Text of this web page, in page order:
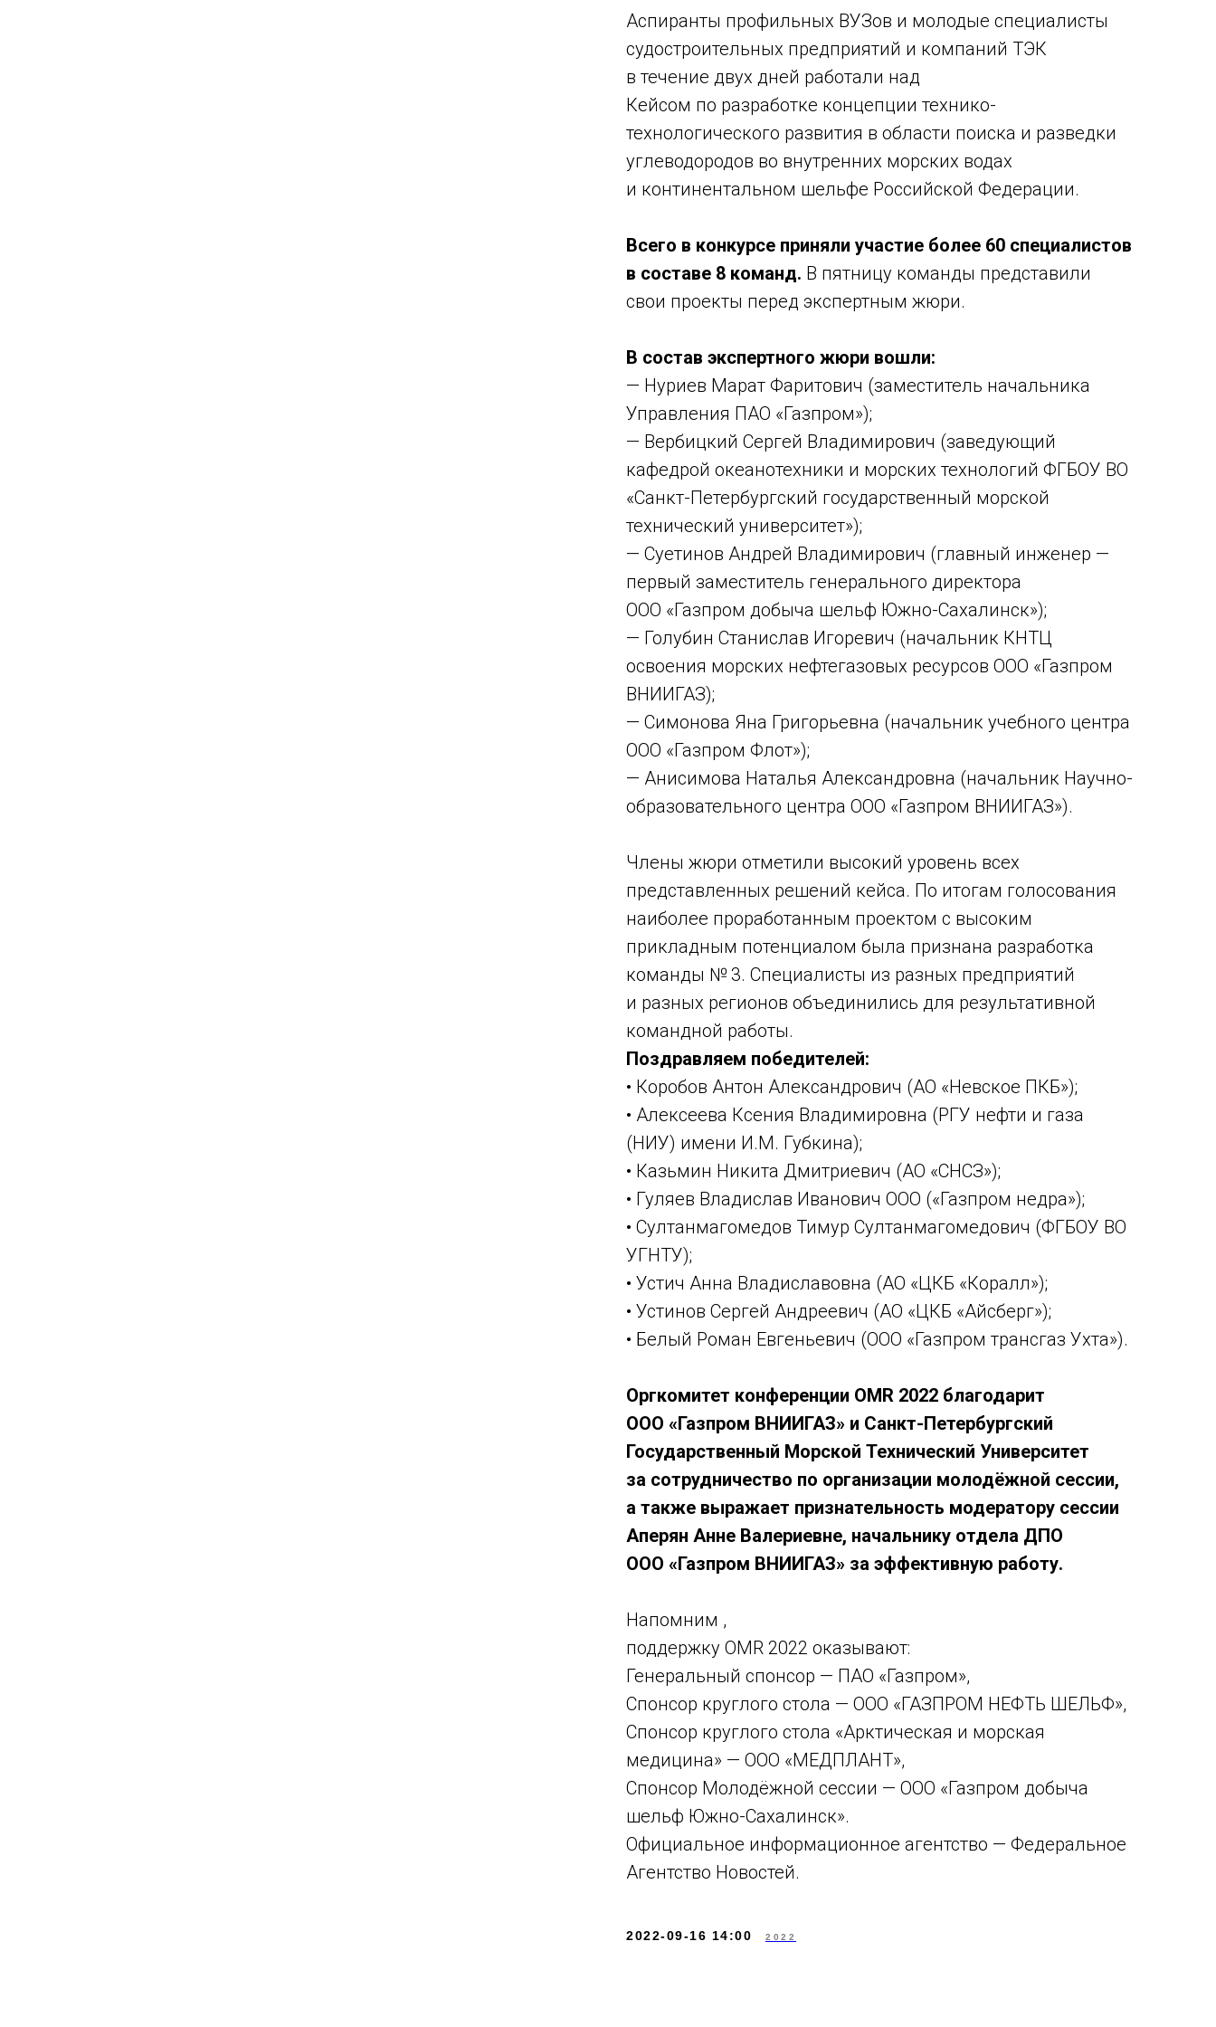
Аспиранты профильных ВУЗов и молодые специалисты
судостроительных предприятий и компаний ТЭК
в течение двух дней работали над
Кейсом по разработке концепции технико-
технологического развития в области поиска и разведки
углеводородов во внутренних морских водах
и континентальном шельфе Российской Федерации.
Всего в конкурсе приняли участие более 60 специалистов
в составе 8 команд. В пятницу команды представили
свои проекты перед экспертным жюри.
В состав экспертного жюри вошли:
— Нуриев Марат Фаритович (заместитель начальника
Управления ПАО «Газпром»);
— Вербицкий Сергей Владимирович (заведующий
кафедрой океанотехники и морских технологий ФГБОУ ВО
«Санкт-Петербургский государственный морской
технический университет»);
— Суетинов Андрей Владимирович (главный инженер —
первый заместитель генерального директора
ООО «Газпром добыча шельф Южно-Сахалинск»);
— Голубин Станислав Игоревич (начальник КНТЦ
освоения морских нефтегазовых ресурсов ООО «Газпром
ВНИИГАЗ);
— Симонова Яна Григорьевна (начальник учебного центра
ООО «Газпром Флот»);
— Анисимова Наталья Александровна (начальник Научно-
образовательного центра ООО «Газпром ВНИИГАЗ»).
Члены жюри отметили высокий уровень всех
представленных решений кейса. По итогам голосования
наиболее проработанным проектом с высоким
прикладным потенциалом была признана разработка
команды № 3. Специалисты из разных предприятий
и разных регионов объединились для результативной
командной работы.
Поздравляем победителей:
• Коробов Антон Александрович (АО «Невское ПКБ»);
• Алексеева Ксения Владимировна (РГУ нефти и газа
(НИУ) имени И.М. Губкина);
• Казьмин Никита Дмитриевич (АО «СНСЗ»);
• Гуляев Владислав Иванович ООО («Газпром недра»);
• Султанмагомедов Тимур Султанмагомедович (ФГБОУ ВО
УГНТУ);
• Устич Анна Владиславовна (АО «ЦКБ «Коралл»);
• Устинов Сергей Андреевич (АО «ЦКБ «Айсберг»);
• Белый Роман Евгеньевич (ООО «Газпром трансгаз Ухта»).
Оргкомитет конференции OMR 2022 благодарит
ООО «Газпром ВНИИГАЗ» и Санкт-Петербургский
Государственный Морской Технический Университет
за сотрудничество по организации молодёжной сессии,
а также выражает признательность модератору сессии
Аперян Анне Валериевне, начальнику отдела ДПО
ООО «Газпром ВНИИГАЗ» за эффективную работу.
Напомним ,
поддержку OMR 2022 оказывают:
Генеральный спонсор — ПАО «Газпром»,
Спонсор круглого стола — ООО «ГАЗПРОМ НЕФТЬ ШЕЛЬФ»,
Спонсор круглого стола «Арктическая и морская
медицина» — ООО «МЕДПЛАНТ»,
Спонсор Молодёжной сессии — ООО «Газпром добыча
шельф Южно-Сахалинск».
Официальное информационное агентство — Федеральное
Агентство Новостей.
2022-09-16 14:00 2022